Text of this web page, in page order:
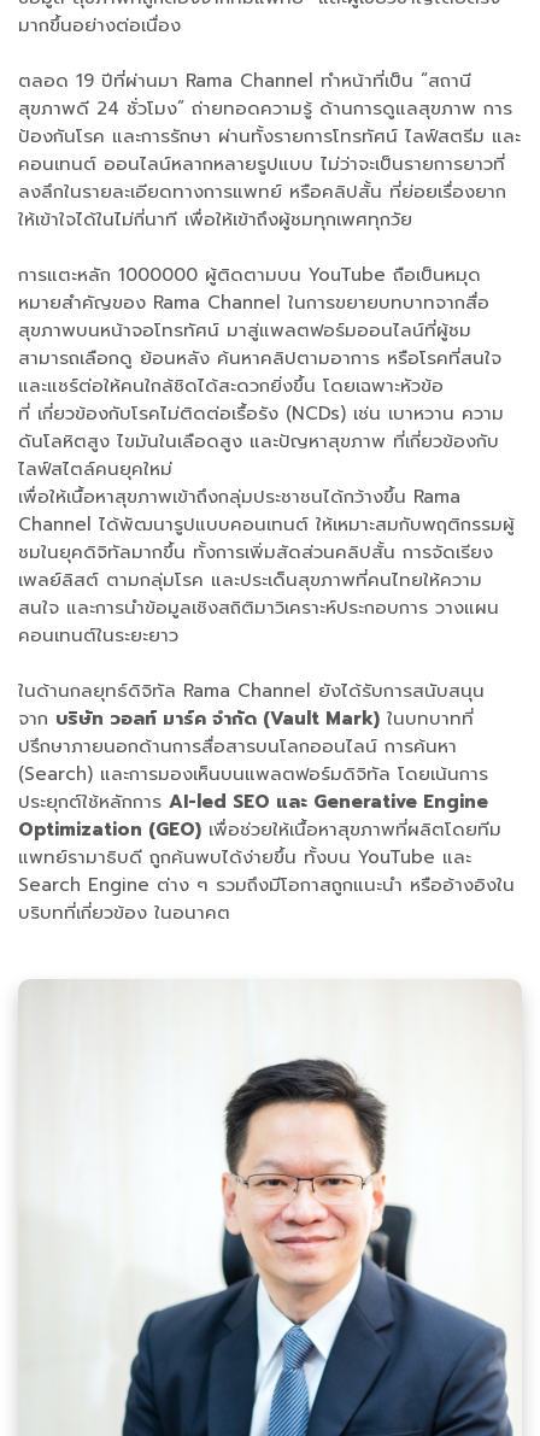
มากขึ้นอย่างต่อเนื่อง
ตลอด 19 ปีที่ผ่านมา Rama Channel ทำหน้าที่เป็น “สถานี
สุขภาพดี 24 ชั่วโมง” ถ่ายทอดความรู้ ด้านการดูแลสุขภาพ การ
ป้องกันโรค และการรักษา ผ่านทั้งรายการโทรทัศน์ ไลฟ์สตรีม และ
คอนเทนต์ ออนไลน์หลากหลายรูปแบบ ไม่ว่าจะเป็นรายการยาวที่
ลงลึกในรายละเอียดทางการแพทย์ หรือคลิปสั้น ที่ย่อยเรื่องยาก
ให้เข้าใจได้ในไม่กี่นาที เพื่อให้เข้าถึงผู้ชมทุกเพศทุกวัย
การแตะหลัก 1000000 ผู้ติดตามบน YouTube ถือเป็นหมุด
หมายสำคัญของ Rama Channel ในการขยายบทบาทจากสื่อ
สุขภาพบนหน้าจอโทรทัศน์ มาสู่แพลตฟอร์มออนไลน์ที่ผู้ชม
สามารถเลือกดู ย้อนหลัง ค้นหาคลิปตามอาการ หรือโรคที่สนใจ
และแชร์ต่อให้คนใกล้ชิดได้สะดวกยิ่งขึ้น โดยเฉพาะหัวข้อ
ที่ เกี่ยวข้องกับโรคไม่ติดต่อเรื้อรัง (NCDs) เช่น เบาหวาน ความ
ดันโลหิตสูง ไขมันในเลือดสูง และปัญหาสุขภาพ ที่เกี่ยวข้องกับ
ไลฟ์สไตล์คนยุคใหม่
เพื่อให้เนื้อหาสุขภาพเข้าถึงกลุ่มประชาชนได้กว้างขึ้น Rama
Channel ได้พัฒนารูปแบบคอนเทนต์ ให้เหมาะสมกับพฤติกรรมผู้
ชมในยุคดิจิทัลมากขึ้น ทั้งการเพิ่มสัดส่วนคลิปสั้น การจัดเรียง
เพลย์ลิสต์ ตามกลุ่มโรค และประเด็นสุขภาพที่คนไทยให้ความ
สนใจ และการนำข้อมูลเชิงสถิติมาวิเคราะห์ประกอบการ วางแผน
คอนเทนต์ในระยะยาว
ในด้านกลยุทธ์ดิจิทัล Rama Channel ยังได้รับการสนับสนุน
จาก บริษัท วอลท์ มาร์ค จำกัด (Vault Mark) ในบทบาทที่
ปรึกษาภายนอกด้านการสื่อสารบนโลกออนไลน์ การค้นหา
(Search) และการมองเห็นบนแพลตฟอร์มดิจิทัล โดยเน้นการ
ประยุกต์ใช้หลักการ AI-led SEO และ Generative Engine
Optimization (GEO) เพื่อช่วยให้เนื้อหาสุขภาพที่ผลิตโดยทีม
แพทย์รามาธิบดี ถูกค้นพบได้ง่ายขึ้น ทั้งบน YouTube และ
Search Engine ต่าง ๆ รวมถึงมีโอกาสถูกแนะนำ หรืออ้างอิงใน
บริบทที่เกี่ยวข้อง ในอนาคต